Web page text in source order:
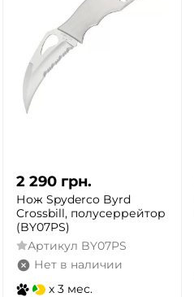
2 290 грн.
Нож Spyderco Byrd
Crossbill, полусеррейтор
(BY07PS)
Артикул BY07PS
Нет в наличии
x 3 мес.